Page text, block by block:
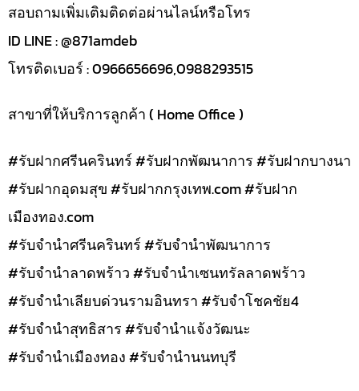
สอบถามเพิ่มเติมติดต่อผ่านไลน์หรือโทร
ID LINE : @871amdeb
โทรติดเบอร์ : 0966656696,0988293515
สาขาที่ให้บริการลูกค้า ( Home Office )
#รับฝากศรีนครินทร์ #รับฝากพัฒนาการ #รับฝากบางนา
#รับฝากอุดมสุข #รับฝากกรุงเทพ.com #รับฝาก
เมืองทอง.com
#รับจำนำศรีนครินทร์ #รับจำนำพัฒนาการ
#รับจำนำลาดพร้าว #รับจำนำเซนทรัลลาดพร้าว
#รับจำนำเลียบด่วนรามอินทรา #รับจำโชคชัย4
#รับจำนำสุทธิสาร #รับจำนำแจ้งวัฒนะ
#รับจำนำเมืองทอง #รับจำนำนนทบุรี